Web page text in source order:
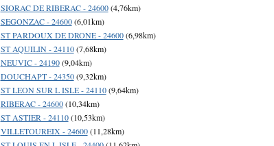
SIORAC DE RIBERAC - 24600(4,76km)
SEGONZAC - 24600(6,01km)
ST PARDOUX DE DRONE - 24600(6,98km)
ST AQUILIN - 24110(7,68km)
NEUVIC - 24190(9,04km)
DOUCHAPT - 24350(9,32km)
ST LEON SUR L ISLE - 24110(9,64km)
RIBERAC - 24600(10,34km)
ST ASTIER - 24110(10,53km)
VILLETOUREIX - 24600(11,28km)